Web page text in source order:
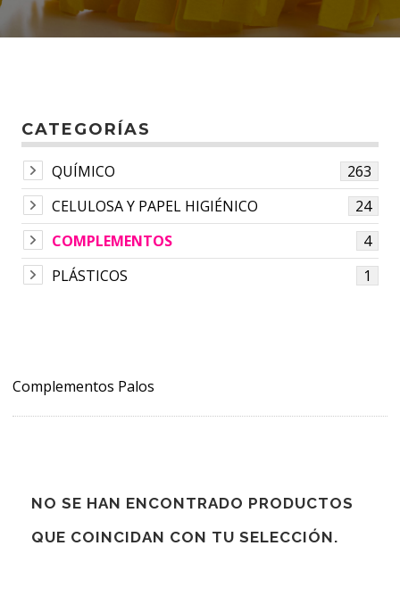
CATEGORÍAS
QUÍMICO
263
CELULOSA Y PAPEL HIGIÉNICO
24
COMPLEMENTOS
4
PLÁSTICOS
1
Complementos Palos
NO SE HAN ENCONTRADO PRODUCTOS
QUE COINCIDAN CON TU SELECCIÓN.